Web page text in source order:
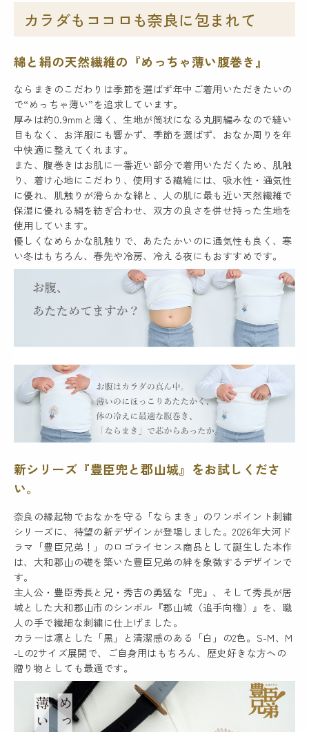
カラダもココロも奈良に包まれて
綿と絹の天然繊維の『めっちゃ薄い腹巻き』
ならまきのこだわりは季節を選ばず年中ご着用いただきたいの
で“めっちゃ薄い”を追求しています。
厚みは約0.9mmと薄く、生地が筒状になる丸胴編みなので縫い
目もなく、お洋服にも響かず、季節を選ばず、おなか周りを年
中快適に整えてくれます。
また、腹巻きはお肌に一番近い部分で着用いただくため、肌触
り、着け心地にこだわり、使用する繊維には、吸水性・通気性
に優れ、肌触りが滑らかな綿と、人の肌に最も近い天然繊維で
保湿に優れる絹を紡ぎ合わせ、双方の良さを併せ持った生地を
使用しています。
優しくなめらかな肌触りで、あたたかいのに通気性も良く、寒
い冬はもちろん、春先や冷房、冷える夜にもおすすめです。
新シリーズ『豊臣兜と郡山城』をお試しくださ
い。
奈良の縁起物でおなかを守る「ならまき」のワンポイント刺繍
シリーズに、待望の新デザインが登場しました。2026年大河ド
ラマ「豊臣兄弟！」のロゴライセンス商品として誕生した本作
は、大和郡山の礎を築いた豊臣兄弟の絆を象徴するデザインで
す。
主人公・豊臣秀長と兄・秀吉の勇猛な『兜』、そして秀長が居
城とした大和郡山市のシンボル『郡山城（追手向櫓）』を、職
人の手で繊細な刺繍に仕上げました。
カラーは凛とした「黒」と清潔感のある「白」の2色。S-M、M
-Lの2サイズ展開で、ご自身用はもちろん、歴史好きな方への
贈り物としても最適です。